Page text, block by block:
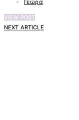
Γεώρα
VIEW POST
NEXT ARTICLE